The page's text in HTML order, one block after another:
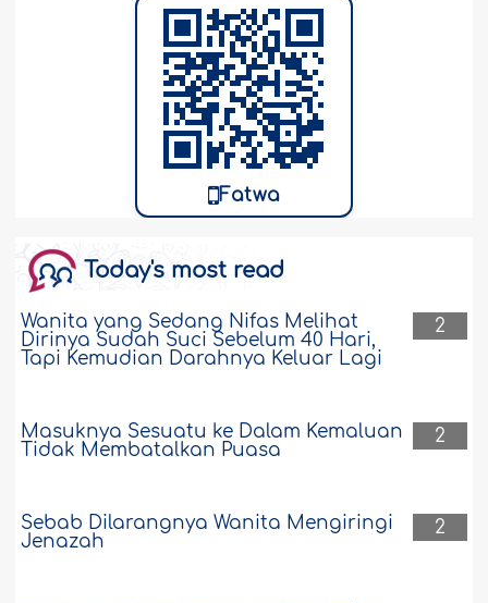
Fatwa
Today's most read
2
Wanita yang Sedang Nifas Melihat
Dirinya Sudah Suci Sebelum 40 Hari,
Tapi Kemudian Darahnya Keluar Lagi
2
Masuknya Sesuatu ke Dalam Kemaluan
Tidak Membatalkan Puasa
2
Sebab Dilarangnya Wanita Mengiringi
Jenazah